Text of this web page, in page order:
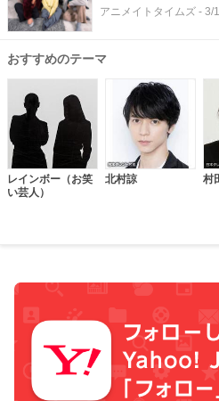
北村諒さん、宮﨑
田圭輔さんイン
アニメイトタイムズ - 3/
おすすめのテーマ
レインボー（お笑
い芸人）
北村諒 村